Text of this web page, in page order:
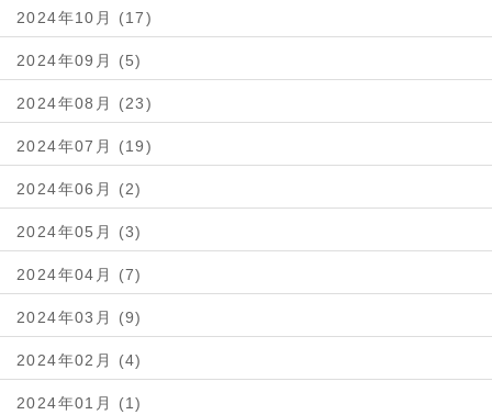
2024年10月 (17)
2024年09月 (5)
2024年08月 (23)
2024年07月 (19)
2024年06月 (2)
2024年05月 (3)
2024年04月 (7)
2024年03月 (9)
2024年02月 (4)
2024年01月 (1)